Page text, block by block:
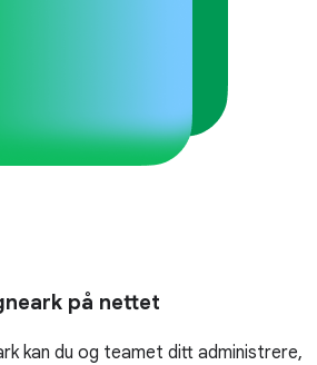
på nettet
kan du og teamet ditt administrere,